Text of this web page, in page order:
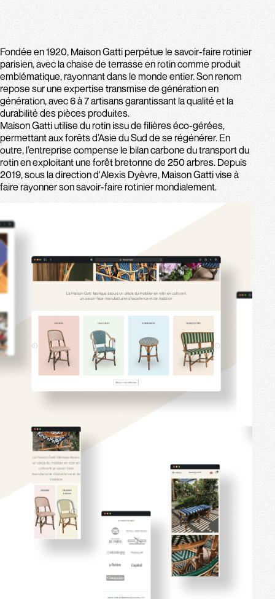
Fondée en 1920, Maison Gatti perpétue le savoir-faire rotinier
parisien, avec la chaise de terrasse en rotin comme produit
emblématique, rayonnant dans le monde entier. Son renom
repose sur une expertise transmise de génération en
génération, avec 6 à 7 artisans garantissant la qualité et la
durabilité des pièces produites.
Maison Gatti utilise du rotin issu de filières éco-gérées,
permettant aux forêts d’Asie du Sud de se régénérer. En
outre, l’entreprise compense le bilan carbone du transport du
rotin en exploitant une forêt bretonne de 250 arbres. Depuis
2019, sous la direction d'Alexis Dyèvre, Maison Gatti vise à
faire rayonner son savoir-faire rotinier mondialement.